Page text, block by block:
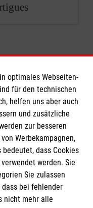
optimales Webseiten-
für den technischen
helfen uns aber auch
und zusätzliche
zur besseren
Werbekampagnen,
bedeutet, dass Cookies
werden. Sie
Sie zulassen
bei fehlender
nicht mehr alle